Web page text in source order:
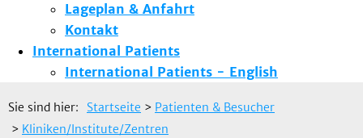
Lageplan & Anfahrt
Kontakt
International Patients
International Patients - English
Sie sind hier: Startseite > Patienten & Besucher
> Kliniken/Institute/Zentren